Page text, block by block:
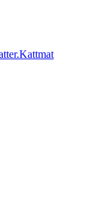
Kattmat